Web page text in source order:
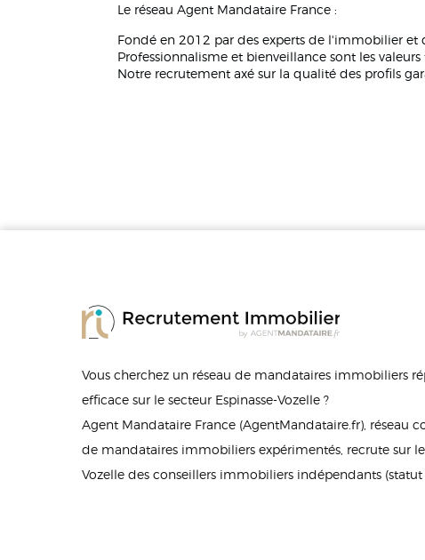
Le réseau Agent Mandataire France :
Fondé en 2012 par des experts de l'immobilier
Professionnalisme et bienveillance sont les valeurs
Notre recrutement axé sur la qualité des profils
Vous cherchez un réseau de mandataires immobiliers
efficace sur le secteur Espinasse-Vozelle ?
Agent Mandataire France (AgentMandataire.fr), réseau
de mandataires immobiliers expérimentés, recrute sur le
Vozelle des conseillers immobiliers indépendants